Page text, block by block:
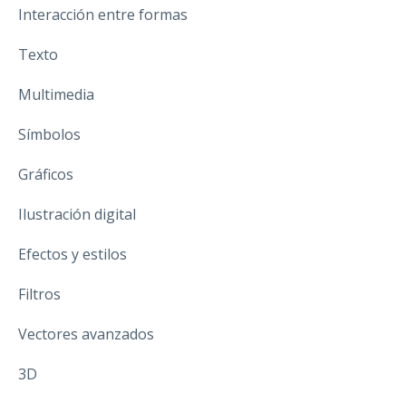
Interacción entre formas
Texto
Multimedia
Símbolos
Gráficos
Ilustración digital
Efectos y estilos
Filtros
Vectores avanzados
3D